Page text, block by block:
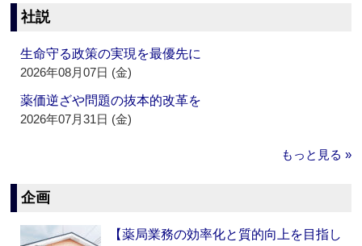
社説
生命守る政策の実現を最優先に
2026年08月07日 (金)
薬価逆ざや問題の抜本的改革を
2026年07月31日 (金)
もっと見る »
企画
【薬局業務の効率化と質的向上を目指し